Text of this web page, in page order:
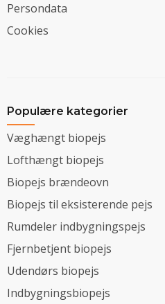
Persondata
Cookies
Populære kategorier
Væghængt biopejs
Lofthængt biopejs
Biopejs brændeovn
Biopejs til eksisterende pejs
Rumdeler indbygningspejs
Fjernbetjent biopejs
Udendørs biopejs
Indbygningsbiopejs